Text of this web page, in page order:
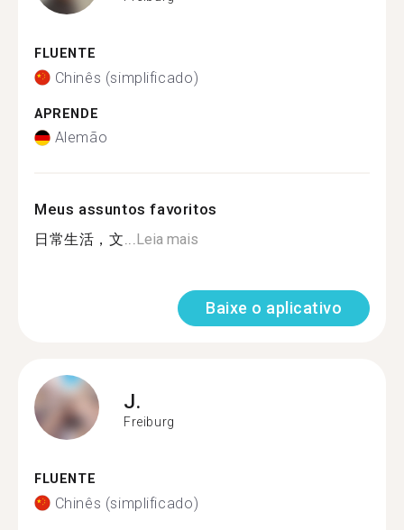
FLUENTE
Chinês (simplificado)
APRENDE
Alemão
Meus assuntos favoritos
日常生活，文...Leia mais
Baixe o aplicativo
J.
Freiburg
FLUENTE
Chinês (simplificado)